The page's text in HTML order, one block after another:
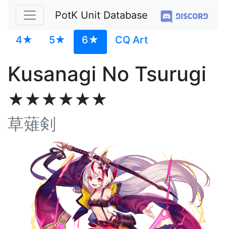
PotK Unit Database
4★ 5★ 6★ CQ Art
Kusanagi No Tsurugi
★★★★★★
草薙剣